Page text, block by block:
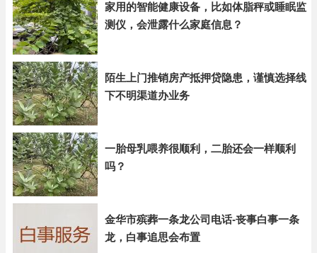
家用的智能健康设备，比如体脂秤或睡眠监
测仪，会泄露什么家庭信息？
陌生上门推销房产抵押贷隐患，谨慎选择线
下不明渠道办业务
一胎母乳喂养很顺利，二胎还会一样顺利
吗？
金华市殡葬一条龙公司电话-丧事白事一条
龙，白事追思会布置